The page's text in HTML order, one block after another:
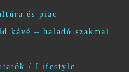
és piac
kávé – haladó szakmai
/ Lifestyle